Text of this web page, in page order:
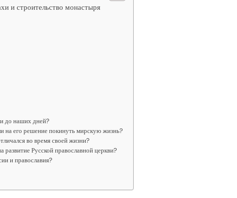
и строительство монастыря
до наших дней?
на его решение покинуть мирскую жизнь?
во время своей жизни?
Русской православной церкви?
и православия?